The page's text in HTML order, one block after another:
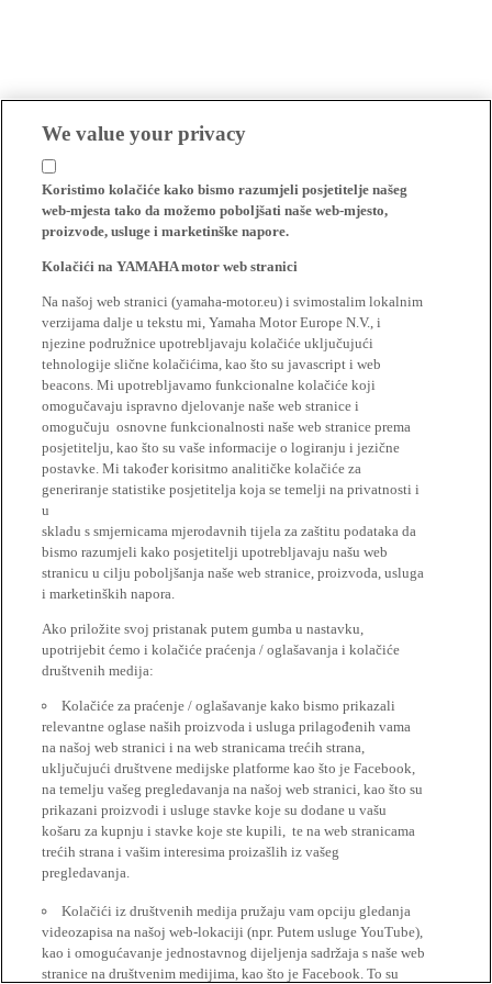
We value your privacy
Koristimo kolačiće kako bismo razumjeli posjetitelje našeg
web-mjesta tako da možemo poboljšati naše web-mjesto,
proizvode, usluge i marketinške napore.
Kolačići na YAMAHA motor web stranici
Na našoj web stranici (yamaha-motor.eu) i svimostalim lokalnim
verzijama dalje u tekstu mi, Yamaha Motor Europe N.V., i
njezine podružnice upotrebljavaju kolačiće uključujući
tehnologije slične kolačićima, kao što su javascript i web
beacons. Mi upotrebljavamo funkcionalne kolačiće koji
omogučavaju ispravno djelovanje naše web stranice i
omogučuju osnovne funkcionalnosti naše web stranice prema
posjetitelju, kao što su vaše informacije o logiranju i jezične
postavke. Mi također korisitmo analitičke kolačiće za
generiranje statistike posjetitelja koja se temelji na privatnosti i
u
skladu s smjernicama mjerodavnih tijela za zaštitu podataka da
bismo razumjeli kako posjetitelji upotrebljavaju našu web
stranicu u cilju poboljšanja naše web stranice, proizvoda, usluga
i marketinških napora.
Ako priložite svoj pristanak putem gumba u nastavku,
upotrijebit ćemo i kolačiće praćenja / oglašavanja i kolačiće
društvenih medija:
Kolačiće za praćenje / oglašavanje kako bismo prikazali
relevantne oglase naših proizvoda i usluga prilagođenih vama
na našoj web stranici i na web stranicama trećih strana,
uključujući društvene medijske platforme kao što je Facebook,
na temelju vašeg pregledavanja na našoj web stranici, kao što su
prikazani proizvodi i usluge stavke koje su dodane u vašu
košaru za kupnju i stavke koje ste kupili, te na web stranicama
trećih strana i vašim interesima proizašlih iz vašeg
pregledavanja.
Kolačići iz društvenih medija pružaju vam opciju gledanja
videozapisa na našoj web-lokaciji (npr. Putem usluge YouTube),
kao i omogućavanje jednostavnog dijeljenja sadržaja s naše web
stranice na društvenim medijima, kao što je Facebook. To su